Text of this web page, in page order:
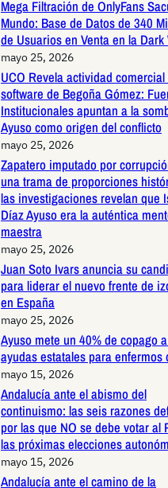
Mega Filtración de OnlyFans
Mundo: Base de Datos de 340
de Usuarios en Venta en la Dark
mayo 25, 2026
UCO Revela actividad
software de Begoña Gómez:
Institucionales apuntan a la
Ayuso como origen del conflicto
mayo 25, 2026
Zapatero imputado por
una trama de proporciones
las investigaciones revelan que
Díaz Ayuso era la auténtica
maestra
mayo 25, 2026
Juan Soto Ivars anuncia su
para liderar el nuevo frente de
en España
mayo 25, 2026
Ayuso mete un 40% de copago
ayudas estatales para enfermos
mayo 15, 2026
Andalucía ante el abismo del
continuismo: las seis razones
por las que NO se debe votar al
las próximas elecciones
mayo 15, 2026
Andalucía ante el camino de la